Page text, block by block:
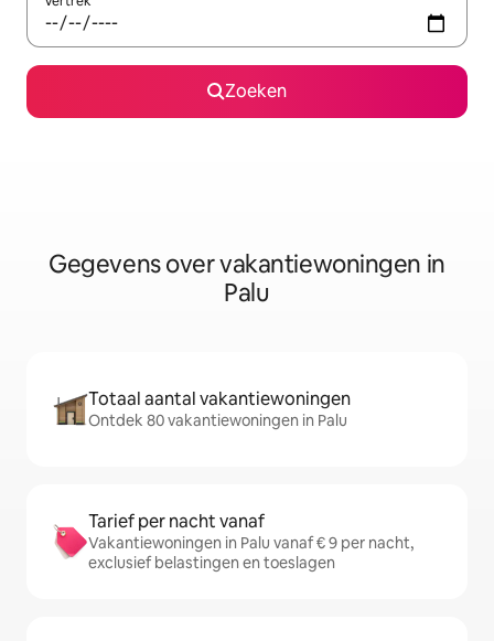
Zoeken
Gegevens over vakantiewoningen in
Palu
Totaal aantal vakantiewoningen
Ontdek 80 vakantiewoningen in Palu
Tarief per nacht vanaf
Vakantiewoningen in Palu vanaf € 9 per nacht,
exclusief belastingen en toeslagen